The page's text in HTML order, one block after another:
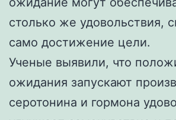
столько же удовольствия,
само достижение цели.
Ученые выявили, что
ожидания запускают
серотонина и гормона